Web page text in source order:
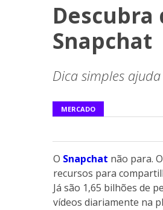
Snapchat
Dica simples
MERCADO
O Snapchat não para. O
recursos para
Já são 1,65 bilhões de
vídeos diariamente na